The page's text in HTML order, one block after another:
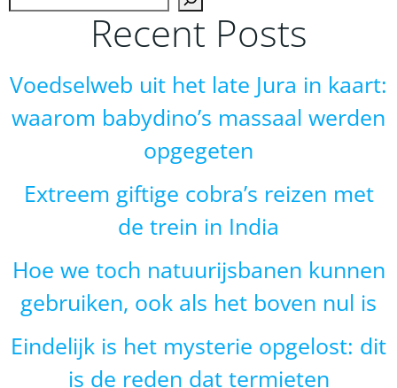
Recent Posts
Voedselweb uit het late Jura in kaart:
waarom babydino’s massaal werden
opgegeten
Extreem giftige cobra’s reizen met
de trein in India
Hoe we toch natuurijsbanen kunnen
gebruiken, ook als het boven nul is
Eindelijk is het mysterie opgelost: dit
is de reden dat termieten